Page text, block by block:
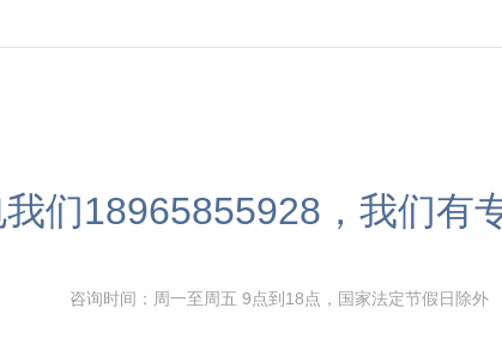
们18965855928，我们有
咨询时间：周一至周五 9点到18点，国家法定节假日除外